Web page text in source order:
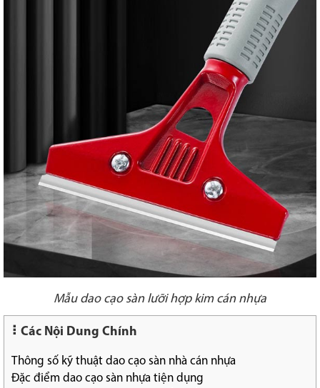
Mẫu dao cạo sàn lưỡi hợp kim cán nhựa
Các Nội Dung Chính
Thông số kỹ thuật dao cạo sàn nhà cán nhựa
Đặc điểm dao cạo sàn nhựa tiện dụng